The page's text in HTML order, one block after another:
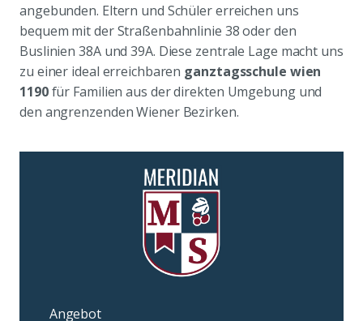
angebunden. Eltern und Schüler erreichen uns
bequem mit der Straßenbahnlinie 38 oder den
Buslinien 38A und 39A. Diese zentrale Lage macht uns
zu einer ideal erreichbaren ganztagsschule wien
1190für Familien aus der direkten Umgebung und
den angrenzenden Wiener Bezirken.
Angebot